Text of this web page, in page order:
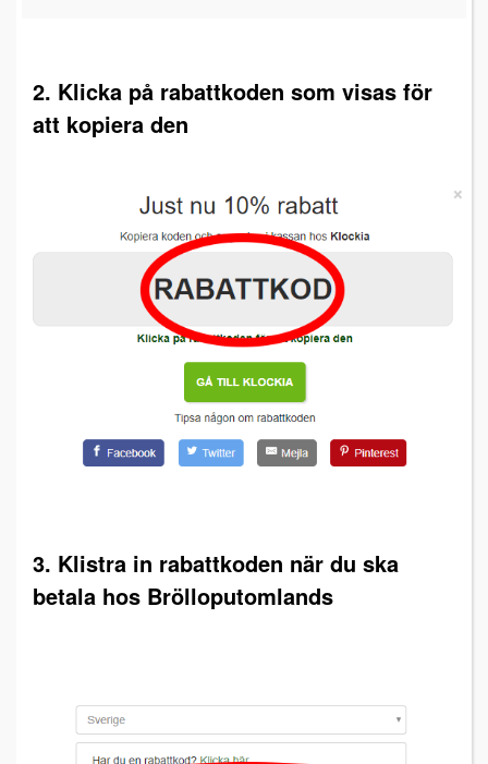
2. Klicka på rabattkoden som visas för
att kopiera den
3. Klistra in rabattkoden när du ska
betala hos Brölloputomlands